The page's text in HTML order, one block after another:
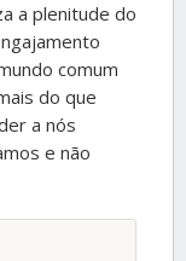
a plenitude do
comum
do que
a nós
e não